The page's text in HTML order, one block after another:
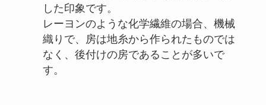
した印象です。
レーヨンのような化学繊維の場合、機械
織りで、房は地糸から作られたものでは
なく、後付けの房であることが多いで
す。